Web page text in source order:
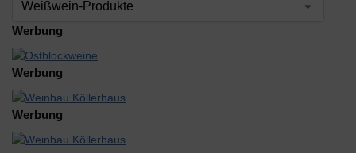
Werbung
Werbung
Werbung